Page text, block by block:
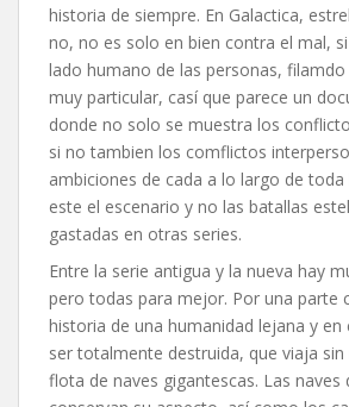
historia de siempre. En Galactica,
no, no es solo en bien contra el mal,
lado humano de las personas,
muy particular, casí que parece un
donde no solo se muestra los
si no tambien los comflictos
ambiciones de cada a lo largo de toda
este el escenario y no las batallas
gastadas en otras series.
Entre la serie antigua y la nueva hay
pero todas para mejor. Por una parte
historia de una humanidad lejana y en
ser totalmente destruida, que viaja
flota de naves gigantescas. Las naves